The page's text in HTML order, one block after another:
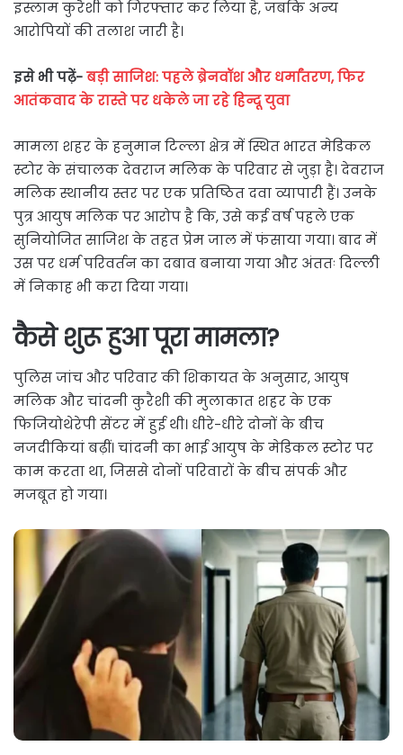
इस्लाम कुरैशी को गिरफ्तार कर लिया है, जबकि अन्य
आरोपियों की तलाश जारी है।
इसे भी पढ़ें-बड़ी साजिश: पहले ब्रेनवॉश और धर्मांतरण, फिर
आतंकवाद के रास्ते पर धकेले जा रहे हिन्दू युवा
मामला शहर के हनुमान टिल्ला क्षेत्र में स्थित भारत मेडिकल
स्टोर के संचालक देवराज मलिक के परिवार से जुड़ा है। देवराज
मलिक स्थानीय स्तर पर एक प्रतिष्ठित दवा व्यापारी हैं। उनके
पुत्र आयुष मलिक पर आरोप है कि, उसे कई वर्ष पहले एक
सुनियोजित साजिश के तहत प्रेम जाल में फंसाया गया। बाद में
उस पर धर्म परिवर्तन का दबाव बनाया गया और अंततः दिल्ली
में निकाह भी करा दिया गया।
कैसे शुरू हुआ पूरा मामला?
पुलिस जांच और परिवार की शिकायत के अनुसार, आयुष
मलिक और चांदनी कुरैशी की मुलाकात शहर के एक
फिजियोथेरेपी सेंटर में हुई थी। धीरे-धीरे दोनों के बीच
नजदीकियां बढ़ीं। चांदनी का भाई आयुष के मेडिकल स्टोर पर
काम करता था, जिससे दोनों परिवारों के बीच संपर्क और
मजबूत हो गया।